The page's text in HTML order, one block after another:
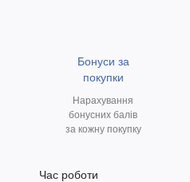
Бонуси за
покупки
Нарахування
бонусних балів
за кожну покупку
Час роботи